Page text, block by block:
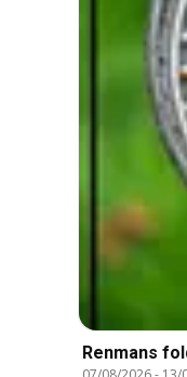
Renmans